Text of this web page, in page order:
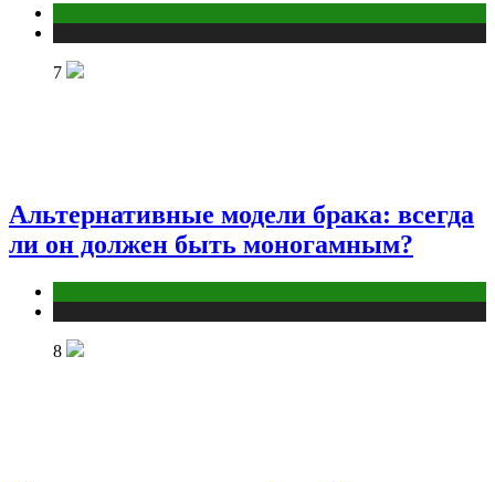
7
Альтернативные модели брака: всегда
ли он должен быть моногамным?
8